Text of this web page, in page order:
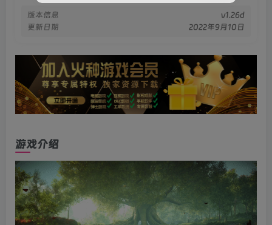
版本信息
v1.26d
更新日期
2022年9月10日
游戏介绍